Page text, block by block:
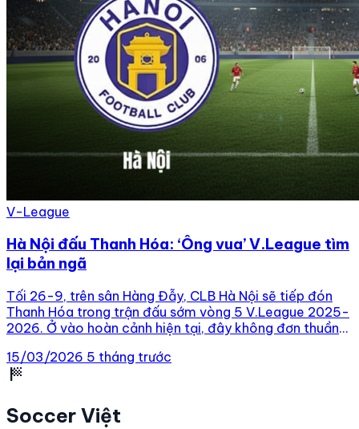
V-League
Hà Nội đấu Thanh Hóa: ‘Ông vua’ V.League tìm
lại bản ngã
Tối 26-9, trên sân Hàng Đẫy, CLB Hà Nội sẽ tiếp đón
Thanh Hóa trong trận đấu sớm vòng 5 V.League 2025-
2026. Ở vào hoàn cảnh hiện tại, đây không đơn thuần
đội bóng Thủ đô tìm lại chiến thắng, sau khởi […]
15/03/2026 5 tháng trước
sports_score
Soccer Việt